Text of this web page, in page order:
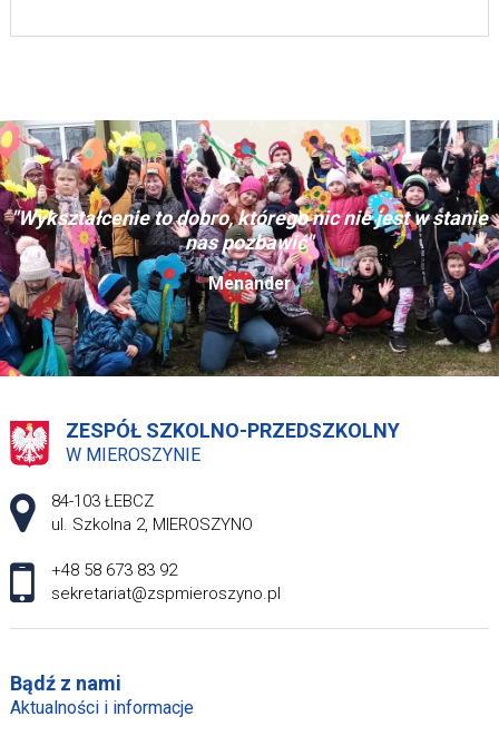
"Wykształcenie to dobro, którego nic nie jest w stanie
nas pozbawić"
Menander
ZESPÓŁ SZKOLNO-PRZEDSZKOLNY
W MIEROSZYNIE
Adres pocztowy:
84-103 ŁEBCZ
ul. Szkolna 2, MIEROSZYNO
+48 58 673 83 92
sekretariat@zspmieroszyno.pl
Bądź z nami
Aktualności i informacje